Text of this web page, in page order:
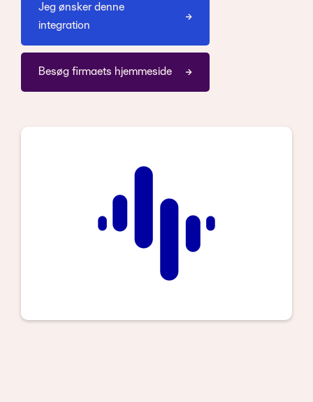
Jeg ønsker denne
integration
Besøg firmaets hjemmeside